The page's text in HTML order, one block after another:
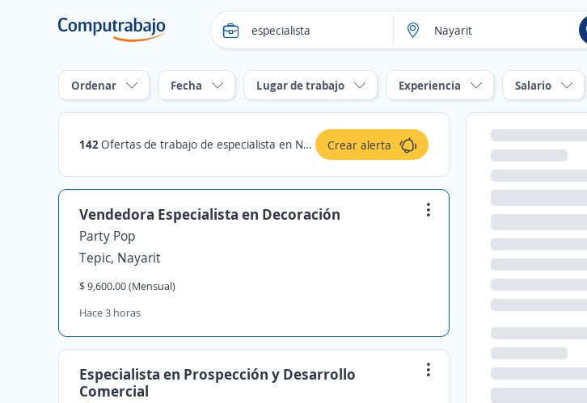
Ordenar Fecha Lugar de trabajo Experiencia Salario
142Ofertas de trabajo de especialista en Nayarit Crear alerta
Vendedora Especialista en Decoración
Party Pop
Tepic, Nayarit
$ 9,600.00 (Mensual)
Hace 3 horas
Especialista en Prospección y Desarrollo
Comercial